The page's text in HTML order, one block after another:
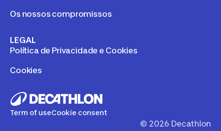
Os nossos compromissos
LEGAL
Política de Privacidade e Cookies
Cookies
Term of useCookie consent
© 2026 Decathlon